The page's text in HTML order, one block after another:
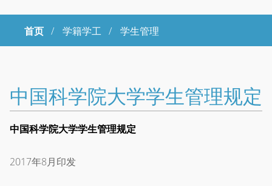
首页 / 学籍学工 / 学生管理
中国科学院大学学生管理规定
中国科学院大学学生管理规定
2017年8月印发